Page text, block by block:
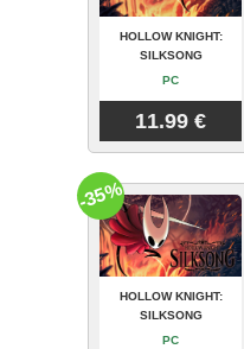
HOLLOW KNIGHT:
SILKSONG
PC
11.99 €
HOLLOW KNIGHT:
SILKSONG
PC
-35%